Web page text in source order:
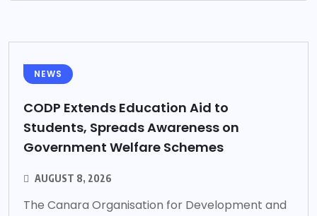
NEWS
CODP Extends Education Aid to
Students, Spreads Awareness on
Government Welfare Schemes
AUGUST 8, 2026
The Canara Organisation for Development and